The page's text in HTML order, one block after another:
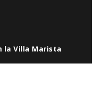
la Villa Marista